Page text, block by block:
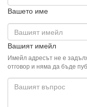
Вашето име
Вашият имейл
Имейл адресът не е
отговор и няма да бъде